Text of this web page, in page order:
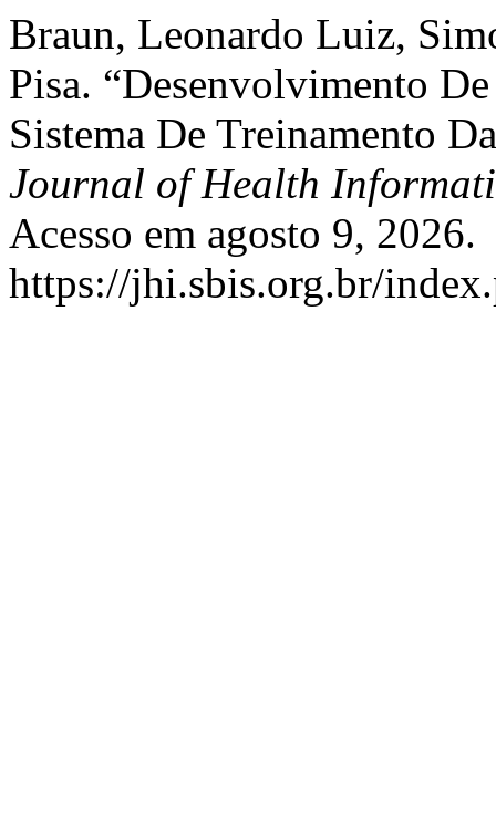
Braun, Leonardo Luiz,
Pisa. “Desenvolvimento
Sistema De Treinamento
Journal of Health
Acesso em agosto 9, 2026.
https://jhi.sbis.org.br/